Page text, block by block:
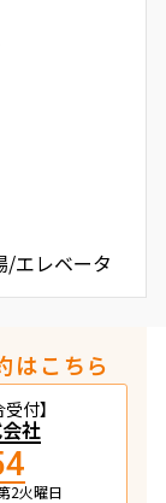
/エレベータ
はこちら
付】
社
2火曜日